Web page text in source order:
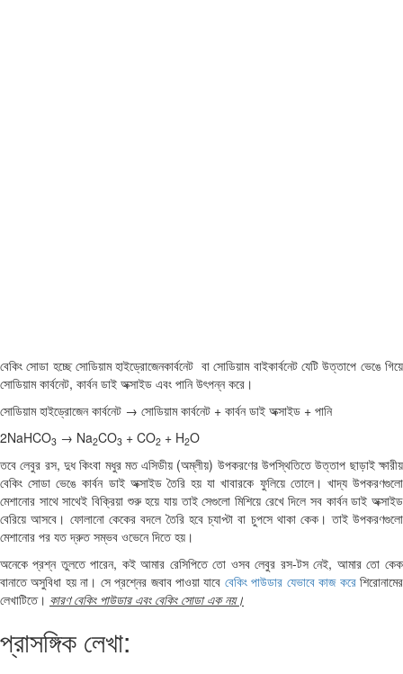
বেকিং সোডা হচ্ছে সোডিয়াম হাইড্রোজেনকার্বনেট বা সোডিয়াম বাইকার্বনেট যেটি উত্তাপে ভেঙে গিয়ে
সোডিয়াম কার্বনেট, কার্বন ডাই অক্সাইড এবং পানি উৎপন্ন করে।
সোডিয়াম হাইড্রোজেন কার্বনেট → সোডিয়াম কার্বনেট + কার্বন ডাই অক্সাইড + পানি
2NaHCO3 → Na2CO3 + CO2 + H2O
তবে লেবুর রস, দুধ কিংবা মধুর মত এসিডীয় (অম্লীয়) উপকরণের উপস্থিতিতে উত্তাপ ছাড়াই ক্ষারীয়
বেকিং সোডা ভেঙে কার্বন ডাই অক্সাইড তৈরি হয় যা খাবারকে ফুলিয়ে তোলে। খাদ্য উপকরণগুলো
মেশানোর সাথে সাথেই বিক্রিয়া শুরু হয়ে যায় তাই সেগুলো মিশিয়ে রেখে দিলে সব কার্বন ডাই অক্সাইড
বেরিয়ে আসবে। ফোলানো কেকের বদলে তৈরি হবে চ্যাপ্টা বা চুপসে থাকা কেক। তাই উপকরণগুলো
মেশানোর পর যত দ্রুত সম্ভব ওভেনে দিতে হয়।
অনেকে প্রশ্ন তুলতে পারেন, কই আমার রেসিপিতে তো ওসব লেবুর রস-টস নেই, আমার তো কেক
বানাতে অসুবিধা হয় না। সে প্রশ্নের জবাব পাওয়া যাবে বেকিং পাউডার যেভাবে কাজ করেশিরোনামের
লেখাটিতে। কারণ বেকিং পাউডার এবং বেকিং সোডা এক নয়।
প্রাসঙ্গিক লেখা: